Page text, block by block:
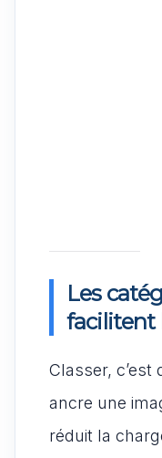
Les
facilitent
Classer, c’est
ancre une
réduit la